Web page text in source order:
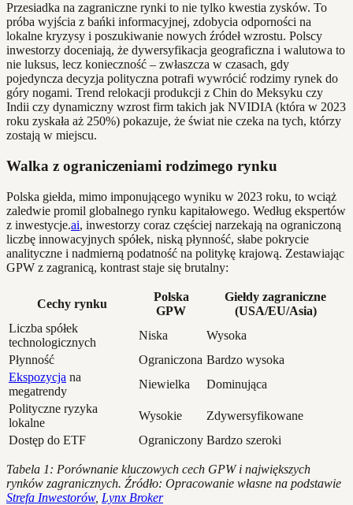
Przesiadka na zagraniczne rynki to nie tylko kwestia zysków. To
próba wyjścia z bańki informacyjnej, zdobycia odporności na
lokalne kryzysy i poszukiwanie nowych źródeł wzrostu. Polscy
inwestorzy doceniają, że dywersyfikacja geograficzna i walutowa to
nie luksus, lecz konieczność – zwłaszcza w czasach, gdy
pojedyncza decyzja polityczna potrafi wywrócić rodzimy rynek do
góry nogami. Trend relokacji produkcji z Chin do Meksyku czy
Indii czy dynamiczny wzrost firm takich jak NVIDIA (która w 2023
roku zyskała aż 250%) pokazuje, że świat nie czeka na tych, którzy
zostają w miejscu.
Walka z ograniczeniami rodzimego rynku
Polska giełda, mimo imponującego wyniku w 2023 roku, to wciąż
zaledwie promil globalnego rynku kapitałowego. Według ekspertów
z inwestycje.ai, inwestorzy coraz częściej narzekają na ograniczoną
liczbę innowacyjnych spółek, niską płynność, słabe pokrycie
analityczne i nadmierną podatność na politykę krajową. Zestawiając
GPW z zagranicą, kontrast staje się brutalny:
Cechy rynku
Polska
GPW
Giełdy zagraniczne
(USA/EU/Asia)
Liczba spółek
technologicznych
Niska
Wysoka
Płynność
Ograniczona Bardzo wysoka
Ekspozycja na
megatrendy
Niewielka
Dominująca
Polityczne ryzyka
lokalne
Wysokie
Zdywersyfikowane
Dostęp do ETF
Ograniczony Bardzo szeroki
Tabela 1: Porównanie kluczowych cech GPW i największych
rynków zagranicznych. Źródło: Opracowanie własne na podstawie
Strefa Inwestorów, Lynx Broker